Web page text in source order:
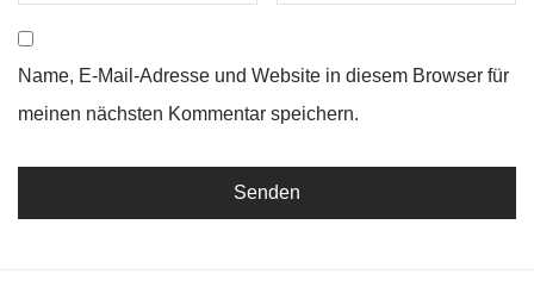
Name, E-Mail-Adresse und Website in diesem Browser für
meinen nächsten Kommentar speichern.